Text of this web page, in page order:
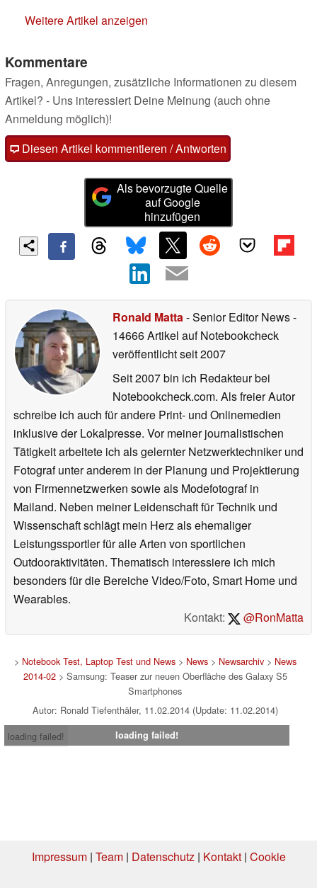
Weitere Artikel anzeigen
Kommentare
Fragen, Anregungen, zusätzliche Informationen zu diesem
Artikel? - Uns interessiert Deine Meinung (auch ohne
Anmeldung möglich)!
Diesen Artikel kommentieren / Antworten
Als bevorzugte Quelle
auf Google
hinzufügen
Ronald Matta- Senior Editor News-
14666 Artikel auf Notebookcheck
veröffentlichtseit 2007
Seit 2007 bin ich Redakteur bei
Notebookcheck.com. Als freier Autor
schreibe ich auch für andere Print- und Onlinemedien
inklusive der Lokalpresse. Vor meiner journalistischen
Tätigkeit arbeitete ich als gelernter Netzwerktechniker und
Fotograf unter anderem in der Planung und Projektierung
von Firmennetzwerken sowie als Modefotograf in
Mailand. Neben meiner Leidenschaft für Technik und
Wissenschaft schlägt mein Herz als ehemaliger
Leistungssportler für alle Arten von sportlichen
Outdooraktivitäten. Thematisch interessiere ich mich
besonders für die Bereiche Video/Foto, Smart Home und
Wearables.
Kontakt:
@RonMatta
> Notebook Test, Laptop Test und News> News> Newsarchiv> News
2014-02> Samsung: Teaser zur neuen Oberfläche des Galaxy S5
Smartphones
Autor: Ronald Tiefenthäler, 11.02.2014 (Update: 11.02.2014)
loading failed!
loading failed!
Impressum| Team| Datenschutz| Kontakt| Cookie